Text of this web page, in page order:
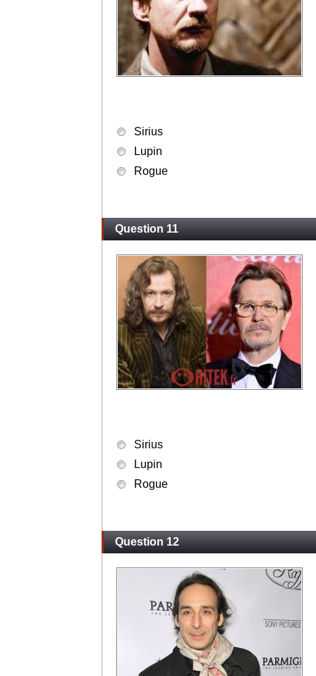
Sirius
Lupin
Rogue
Question 11
Sirius
Lupin
Rogue
Question 12